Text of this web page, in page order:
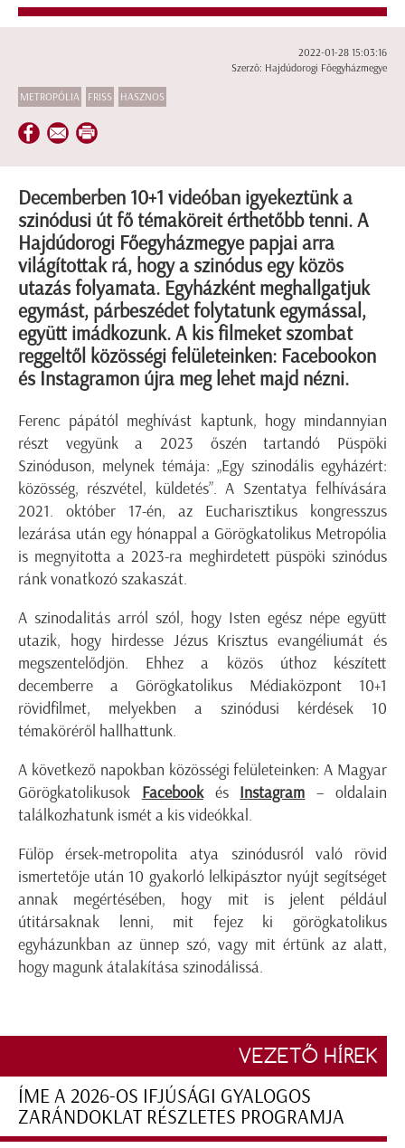
2022-01-28 15:03:16
Szerző: Hajdúdorogi Főegyházmegye
METROPÓLIA FRISS HASZNOS
Decemberben 10+1 videóban igyekeztünk a
szinódusi út fő témaköreit érthetőbb tenni. A
Hajdúdorogi Főegyházmegye papjai arra
világítottak rá, hogy a szinódus egy közös
utazás folyamata. Egyházként meghallgatjuk
egymást, párbeszédet folytatunk egymással,
együtt imádkozunk. A kis filmeket szombat
reggeltől közösségi felületeinken: Facebookon
és Instagramon újra meg lehet majd nézni.
Ferenc pápától meghívást kaptunk, hogy mindannyian
részt vegyünk a 2023 őszén tartandó Püspöki
Szinóduson, melynek témája: „Egy szinodális egyházért:
közösség, részvétel, küldetés”. A Szentatya felhívására
2021. október 17-én, az Eucharisztikus kongresszus
lezárása után egy hónappal a Görögkatolikus Metropólia
is megnyitotta a 2023-ra meghirdetett püspöki szinódus
ránk vonatkozó szakaszát.
A szinodalitás arról szól, hogy Isten egész népe együtt
utazik, hogy hirdesse Jézus Krisztus evangéliumát és
megszentelődjön. Ehhez a közös úthoz készített
decemberre a Görögkatolikus Médiaközpont 10+1
rövidfilmet, melyekben a szinódusi kérdések 10
témaköréről hallhattunk.
A következő napokban közösségi felületeinken: A Magyar
Görögkatolikusok Facebookés Instagram – oldalain
találkozhatunk ismét a kis videókkal.
Fülöp érsek-metropolita atya szinódusról való rövid
ismertetője után 10 gyakorló lelkipásztor nyújt segítséget
annak megértésében, hogy mit is jelent például
útitársaknak lenni, mit fejez ki görögkatolikus
egyházunkban az ünnep szó, vagy mit értünk az alatt,
hogy magunk átalakítása szinodálissá.
VEZETŐ HÍREK
ÍME A 2026-OS IFJÚSÁGI GYALOGOS
ZARÁNDOKLAT RÉSZLETES PROGRAMJA